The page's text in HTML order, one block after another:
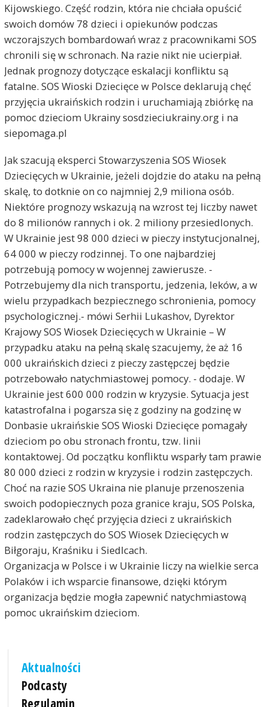
Kijowskiego. Część rodzin, która nie chciała opuścić
swoich domów 78 dzieci i opiekunów podczas
wczorajszych bombardowań wraz z pracownikami SOS
chronili się w schronach. Na razie nikt nie ucierpiał.
Jednak prognozy dotyczące eskalacji konfliktu są
fatalne. SOS Wioski Dziecięce w Polsce deklarują chęć
przyjęcia ukraińskich rodzin i uruchamiają zbiórkę na
pomoc dzieciom Ukrainy sosdzieciukrainy.org i na
siepomaga.pl
Jak szacują eksperci Stowarzyszenia SOS Wiosek
Dziecięcych w Ukrainie, jeżeli dojdzie do ataku na pełną
skalę, to dotknie on co najmniej 2,9 miliona osób.
Niektóre prognozy wskazują na wzrost tej liczby nawet
do 8 milionów rannych i ok. 2 miliony przesiedlonych.
W Ukrainie jest 98 000 dzieci w pieczy instytucjonalnej,
64 000 w pieczy rodzinnej. To one najbardziej
potrzebują pomocy w wojennej zawierusze. -
Potrzebujemy dla nich transportu, jedzenia, leków, a w
wielu przypadkach bezpiecznego schronienia, pomocy
psychologicznej.- mówi Serhii Lukashov, Dyrektor
Krajowy SOS Wiosek Dziecięcych w Ukrainie – W
przypadku ataku na pełną skalę szacujemy, że aż 16
000 ukraińskich dzieci z pieczy zastępczej będzie
potrzebowało natychmiastowej pomocy. - dodaje. W
Ukrainie jest 600 000 rodzin w kryzysie. Sytuacja jest
katastrofalna i pogarsza się z godziny na godzinę w
Donbasie ukraińskie SOS Wioski Dziecięce pomagały
dzieciom po obu stronach frontu, tzw. linii
kontaktowej. Od początku konfliktu wsparły tam prawie
80 000 dzieci z rodzin w kryzysie i rodzin zastępczych.
Choć na razie SOS Ukraina nie planuje przenoszenia
swoich podopiecznych poza granice kraju, SOS Polska,
zadeklarowało chęć przyjęcia dzieci z ukraińskich
rodzin zastępczych do SOS Wiosek Dziecięcych w
Biłgoraju, Kraśniku i Siedlcach.
Organizacja w Polsce i w Ukrainie liczy na wielkie serca
Polaków i ich wsparcie finansowe, dzięki którym
organizacja będzie mogła zapewnić natychmiastową
pomoc ukraińskim dzieciom.
Aktualności
Podcasty
Regulamin